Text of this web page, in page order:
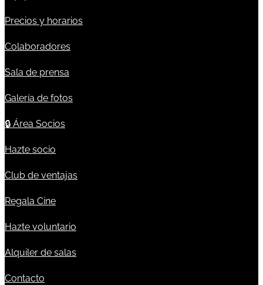
Precios y horarios
Colaboradores
Sala de prensa
Galería de fotos
🔒 Área Socios
Hazte socio
Club de ventajas
Regala Cine
Hazte voluntario
Alquiler de salas
Contacto